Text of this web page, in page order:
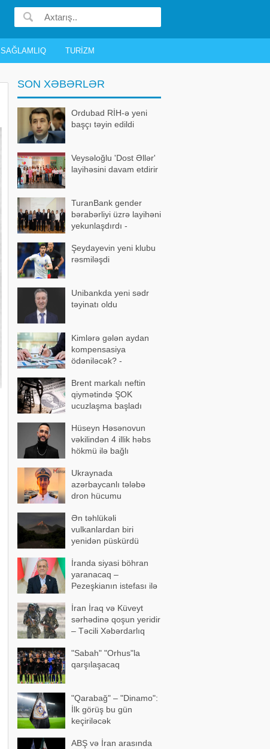
SAĞLAMLIQ TURIZM
SON XƏBƏRLƏR
Ordubad RİH-ə yeni
başçı təyin edildi
Veysəloğlu 'Dost Əllər'
layihəsini davam etdirir
TuranBank gender
bərabərliyi üzrə layihəni
yekunlaşdırdı -
Şeydayevin yeni klubu
rəsmiləşdi
Unibankda yeni sədr
təyinatı oldu
Kimlərə gələn aydan
kompensasiya
ödəniləcək? -
Brent markalı neftin
qiymətində ŞOK
ucuzlaşma başladı
Hüseyn Həsənovun
vəkilindən 4 illik həbs
hökmü ilə bağlı
Ukraynada
azərbaycanlı tələbə
dron hücumu
Vəziyyəti ağırdırƏn təhlükəli
vulkanlardan biri
yenidən püskürdü
İranda siyasi böhran
yaranacaq –
Pezeşkianın istefası ilə
İran İraq və Küveyt
sərhədinə qoşun yeridir
– Təcili Xəbərdarlıq
"Sabah" "Orhus"la
qarşılaşacaq
"Qarabağ" – "Dinamo":
İlk görüş bu gün
keçiriləcək
ABŞ və İran arasında